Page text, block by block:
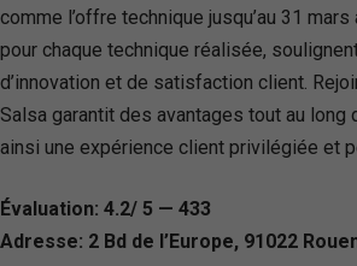
comme l’offre technique jusqu’au 31
pour chaque technique réalisée,
d’innovation et de satisfaction client.
Salsa garantit des avantages tout au long
ainsi une expérience client privilégiée et
Évaluation: 4.2/ 5 — 433
Adresse: 2 Bd de l’Europe, 91022